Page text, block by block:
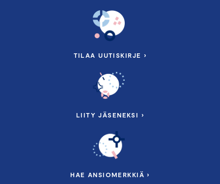
TILAA UUTISKIRJE ›
LIITY JÄSENEKSI ›
HAE ANSIOMERKKIÄ ›